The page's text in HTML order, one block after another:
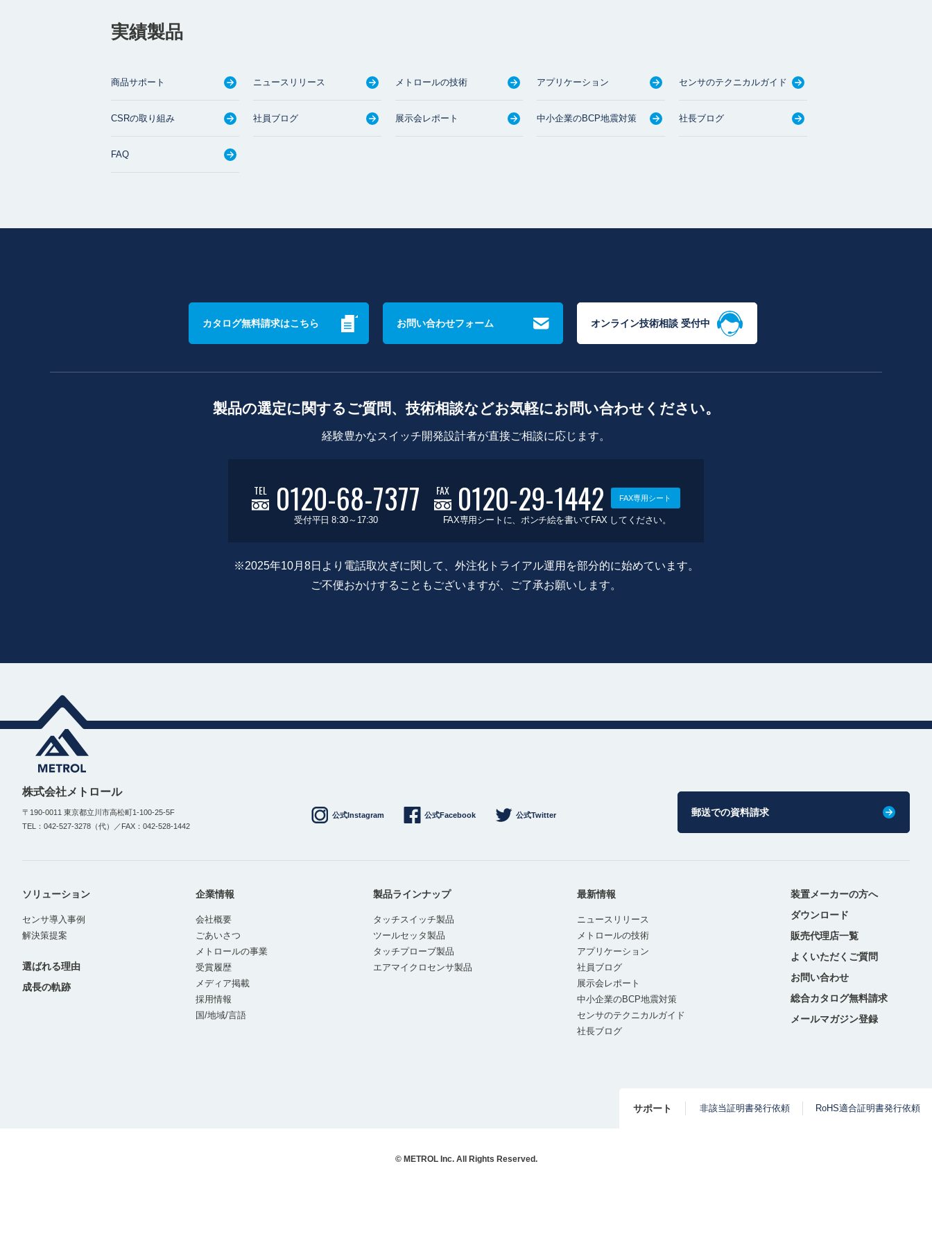
実績製品
商品サポート ニュースリリース メトロールの技術 アプリケーション センサのテクニカルガイド
CSRの取り組み 社員ブログ 展示会レポート 中小企業のBCP地震対策 社長ブログ
FAQ
カタログ無料請求はこちら お問い合わせフォーム オンライン技術相談 受付中
製品の選定に関するご質問、技術相談などお気軽にお問い合わせください。
経験豊かなスイッチ開発設計者が直接ご相談に応じます。
TEL 0120-68-7377
受付平日 8:30～17:30
FAX 0120-29-1442 FAX専用シート
FAX専用シートに、ポンチ絵を書いてFAX してください。
※2025年10月8日より電話取次ぎに関して、外注化トライアル運用を部分的に始めています。
ご不便おかけすることもございますが、ご了承お願いします。
株式会社メトロール
〒190-0011 東京都立川市高松町1-100-25-5F
TEL：042-527-3278（代）／FAX：042-528-1442
公式Instagram 公式Facebook 公式Twitter 郵送での資料請求
ソリューション
センサ導入事例
解決策提案
選ばれる理由
成長の軌跡
企業情報
会社概要
ごあいさつ
メトロールの事業
受賞履歴
メディア掲載
採用情報
国/地域/言語
製品ラインナップ
タッチスイッチ製品
ツールセッタ製品
タッチプローブ製品
エアマイクロセンサ製品
最新情報
ニュースリリース
メトロールの技術
アプリケーション
社員ブログ
展示会レポート
中小企業のBCP地震対策
センサのテクニカルガイド
社長ブログ
装置メーカーの方へ
ダウンロード
販売代理店一覧
よくいただくご質問
お問い合わせ
総合カタログ無料請求
メールマガジン登録
サポート 非該当証明書発行依頼 RoHS適合証明書発行依頼
© METROL Inc. All Rights Reserved.